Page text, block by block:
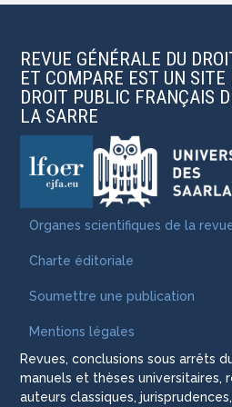
REVUE GÉNÉRALE DU
ET COMPARE EST UN
DROIT PUBLIC FRANÇAIS
LA SARRE
Organes scientifiques de la
Charte éditoriale
Soumettre une publication
Mentions légales
Revues, conclusions sous arrêts
manuels et thèses universitaires,
auteurs classiques,